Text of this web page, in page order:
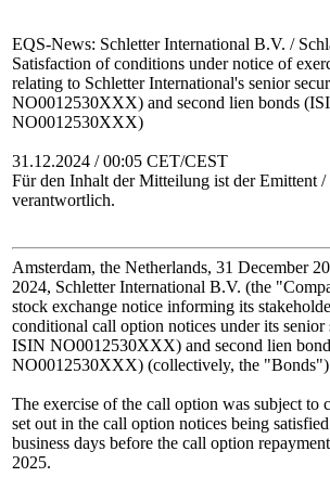
EQS-News: Schletter International B.V. /
Satisfaction of conditions under notice of
relating to Schletter International's senior
NO0012530XXX) and second lien bonds
NO0012530XXX)
31.12.2024 / 00:05 CET/CEST
Für den Inhalt der Mitteilung ist der Emittent /
verantwortlich.
Amsterdam, the Netherlands, 31 December
2024, Schletter International B.V. (the
stock exchange notice informing its
conditional call option notices under its senior
ISIN NO0012530XXX) and second lien
NO0012530XXX) (collectively, the
The exercise of the call option was subject to
set out in the call option notices being
business days before the call option
2025.